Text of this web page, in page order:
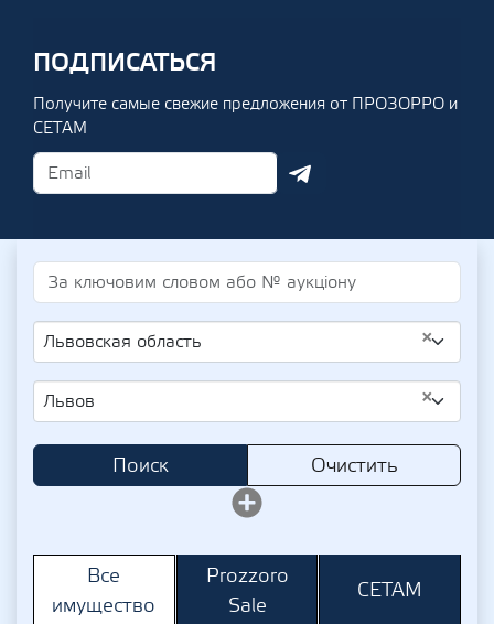
ПОДПИСАТЬСЯ
Получите самые свежие предложения от ПРОЗОРРО и
СЕТАМ
×
Львовская область
×
Львов
Поиск Очистить
Все
имущество
Prozzoro
Sale
СЕТАМ